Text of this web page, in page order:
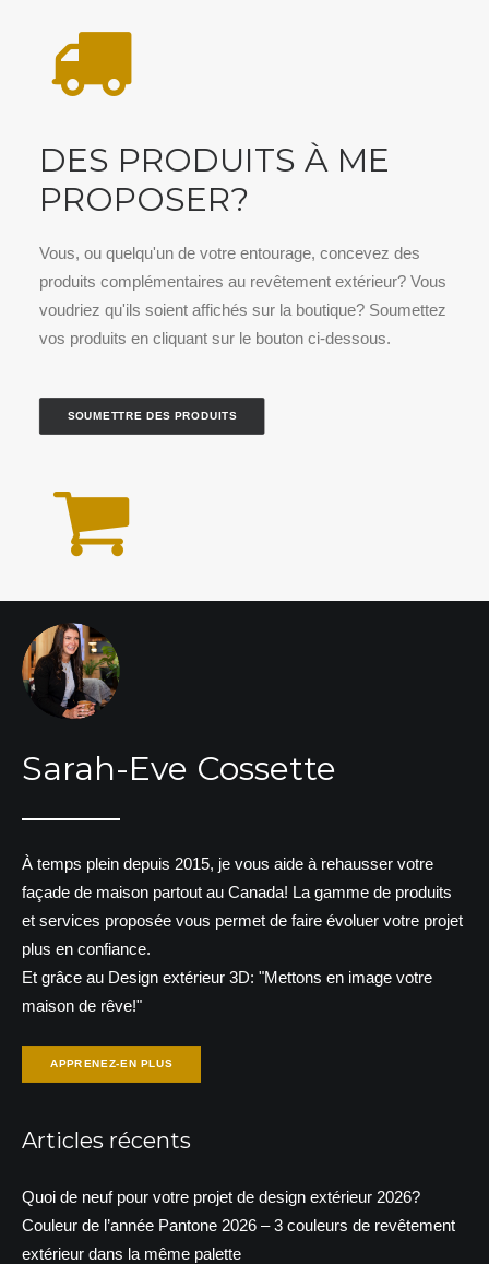
DES PRODUITS À ME
PROPOSER?
Vous, ou quelqu'un de votre entourage, concevez des
produits complémentaires au revêtement extérieur? Vous
voudriez qu'ils soient affichés sur la boutique? Soumettez
vos produits en cliquant sur le bouton ci-dessous.
SOUMETTRE DES PRODUITS
Sarah-Eve Cossette
À temps plein depuis 2015, je vous aide à rehausser votre
façade de maison partout au Canada! La gamme de produits
et services proposée vous permet de faire évoluer votre projet
plus en confiance.
Et grâce au Design extérieur 3D: "Mettons en image votre
maison de rêve!"
APPRENEZ-EN PLUS
Articles récents
Quoi de neuf pour votre projet de design extérieur 2026?
Couleur de l’année Pantone 2026 – 3 couleurs de revêtement
extérieur dans la même palette